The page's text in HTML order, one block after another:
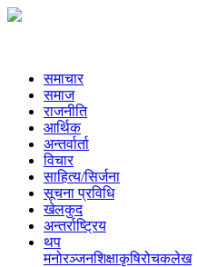
समाचार
समाज
राजनीति
आर्थिक
अन्तर्वार्ता
विचार
साहित्य/सिर्जना
सूचना प्रविधि
खेलकुद
अन्तर्राष्ट्रिय
थप
मनोरञ्‍जनशिक्षाकृषिरोचकलेख